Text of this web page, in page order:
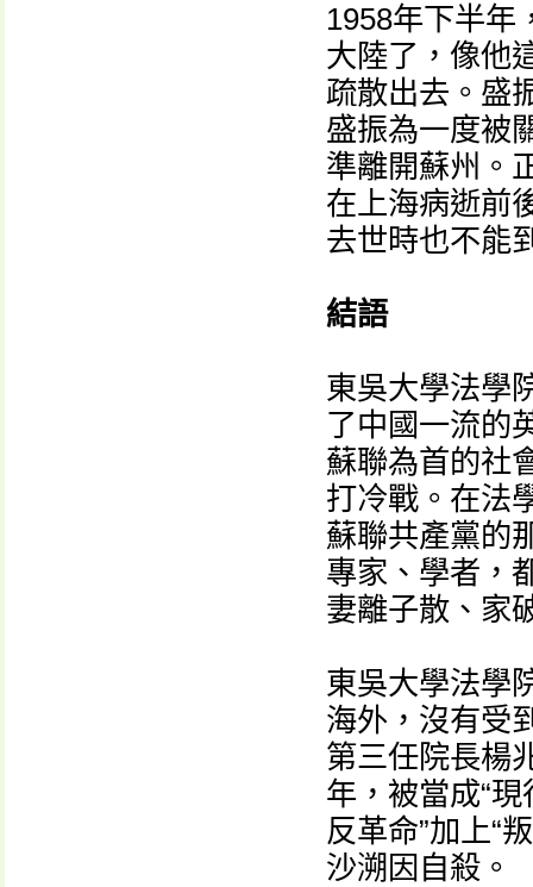
1958年下半年
大陸了，像他
疏散出去。盛
盛振為一度被
準離開蘇州。
在上海病逝前
去世時也不能
結語
東吳大學法學
了中國一流的
蘇聯為首的社
打冷戰。在法
蘇聯共產黨的
專家、學者，
妻離子散、家
東吳大學法學
海外，沒有受
第三任院長楊
年，被當成“
反革命”加上“
沙溯因自殺。